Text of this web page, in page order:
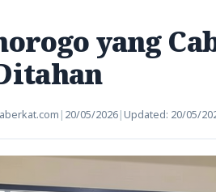
yang
| 20/05/2026| Updated: 20/05/